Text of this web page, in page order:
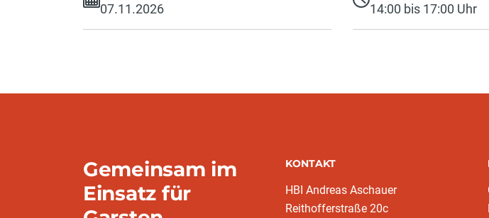
07.11.2026
14:00 bis 17:00 Uhr
Gemeinsam im
Einsatz für
KONTAKT
HBI Andreas Aschauer
Reithofferstraße 20c